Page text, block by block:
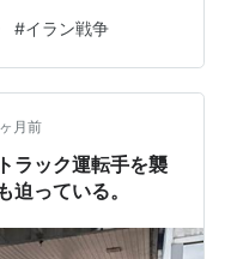
発インドのベンガル
まで運休となる。中
供給が滞っているた
ケジュールの見直し
油は今週、1バレルあ
前は70ド…
#イラン戦争
月前
ラック運転手を襲
迫っている。